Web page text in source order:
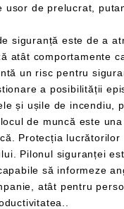
mașini sau substanțe
exclusiv pe sănătatea fizică, ci și pe impactul
este posibil să se reducă drastic riscurile, așa că este esențial
securitatea muncii reprezintă un